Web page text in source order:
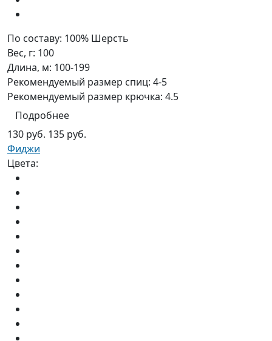
По составу: 100% Шерсть
Вес, г: 100
Длина, м: 100-199
Рекомендуемый размер спиц: 4-5
Рекомендуемый размер крючка: 4.5
Подробнее
130 руб. 135 руб.
Фиджи
Цвета: